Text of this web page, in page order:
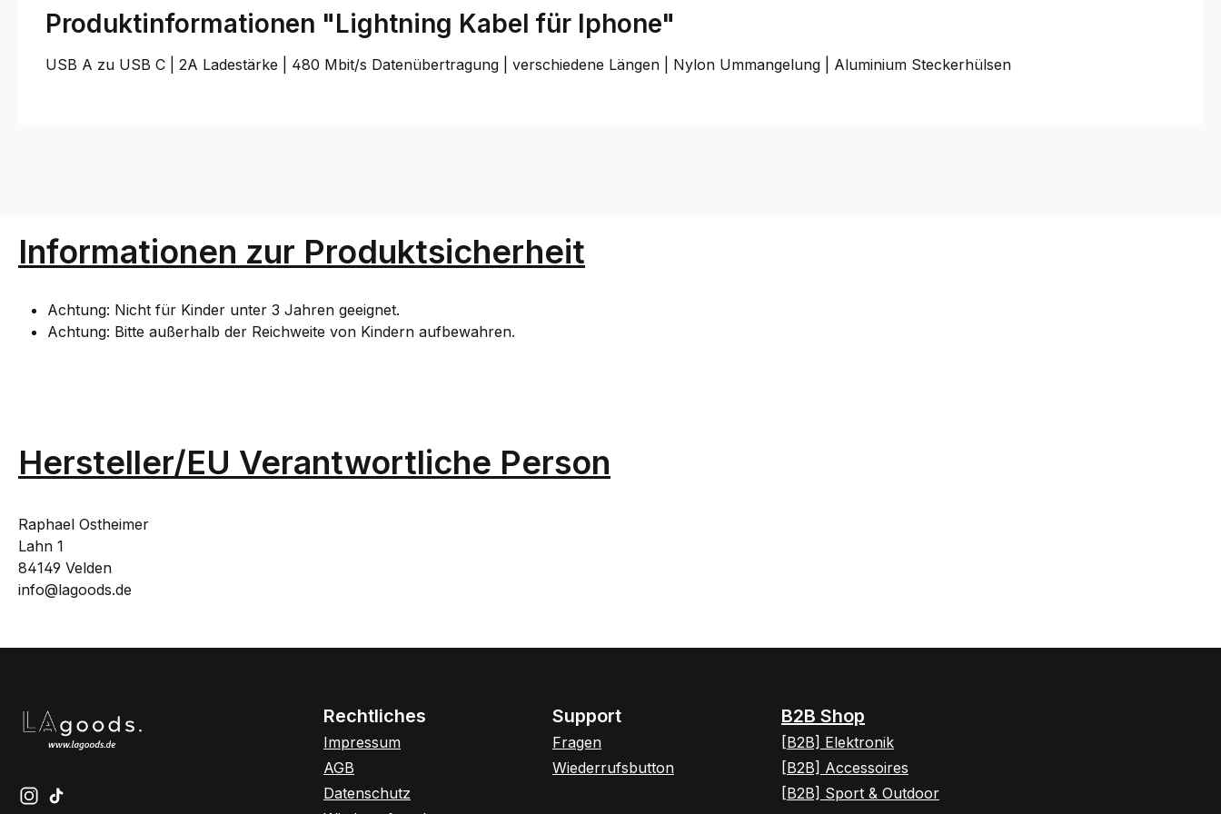
Produktinformationen "Lightning Kabel für Iphone"
USB A zu USB C | 2A Ladestärke | 480 Mbit/s Datenübertragung | verschiedene Längen | Nylon Ummangelung | Aluminium Steckerhülsen
Informationen zur Produktsicherheit
Achtung: Nicht für Kinder unter 3 Jahren geeignet.
Achtung: Bitte außerhalb der Reichweite von Kindern aufbewahren.
Hersteller/EU Verantwortliche Person
Raphael Ostheimer
Lahn 1
84149 Velden
info@lagoods.de
Schau auf Instagram vorbei – öffnet in neuem Tab (externer Link)
Sieh dir unsere TikTok-Videos an – öffnet in neuem Tab (externer Link)
Rechtliches
Impressum
AGB
Datenschutz
Support
Fragen
Wiederrufsbutton
B2B Shop
[B2B] Elektronik
[B2B] Accessoires
[B2B] Sport & Outdoor